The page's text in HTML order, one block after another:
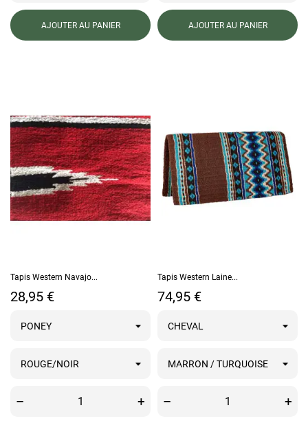
AJOUTER AU PANIER AJOUTER AU PANIER
Tapis Western Navajo...
Prix
28,95 €
– +
Tapis Western Laine...
Prix
74,95 €
– +